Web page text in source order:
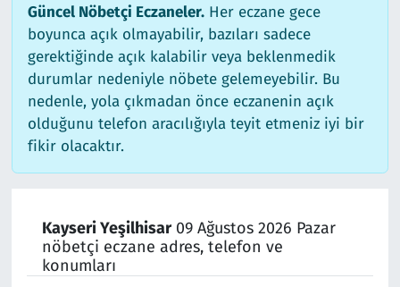
Güncel Nöbetçi Eczaneler.Her eczane gece
boyunca açık olmayabilir, bazıları sadece
gerektiğinde açık kalabilir veya beklenmedik
durumlar nedeniyle nöbete gelemeyebilir. Bu
nedenle, yola çıkmadan önce eczanenin açık
olduğunu telefon aracılığıyla teyit etmeniz iyi bir
fikir olacaktır.
Kayseri Yeşilhisar09 Ağustos 2026 Pazar
nöbetçi eczane adres, telefon ve
konumları